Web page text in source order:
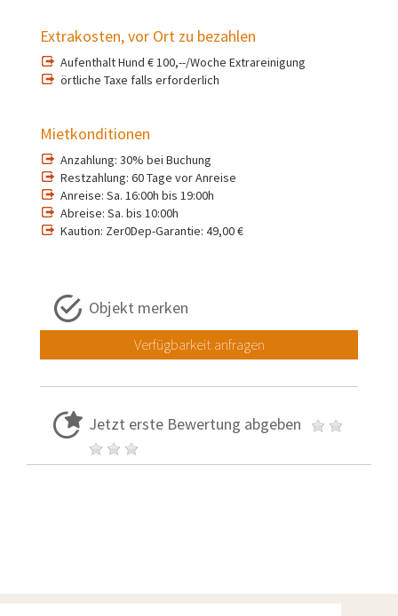
Extrakosten, vor Ort zu bezahlen
Aufenthalt Hund € 100,--/Woche Extrareinigung
örtliche Taxe falls erforderlich
Mietkonditionen
Anzahlung: 30% bei Buchung
Restzahlung: 60 Tage vor Anreise
Anreise: Sa. 16:00h bis 19:00h
Abreise: Sa. bis 10:00h
Kaution: Zer0Dep-Garantie: 49,00 €
Objekt merken
Verfügbarkeit anfragen
Jetzt erste Bewertung abgeben